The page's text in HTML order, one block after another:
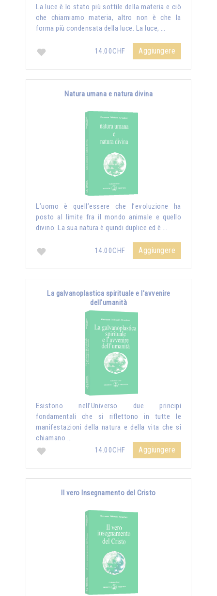
La luce è lo stato più sottile della materia e ciò
che chiamiamo materia, altro non è che la
forma più condensata della luce. La luce, …
14.00CHF Aggiungere
Natura umana e natura divina
L’uomo è quell’essere che l’evoluzione ha
posto al limite fra il mondo animale e quello
divino. La sua natura è quindi duplice ed è …
14.00CHF Aggiungere
La galvanoplastica spirituale e l'avvenire
dell'umanità
Esistono nell’Universo due principi
fondamentali che si riflettono in tutte le
manifestazioni della natura e della vita che si
chiamano …
14.00CHF
Aggiungere
Il vero Insegnamento del Cristo